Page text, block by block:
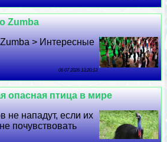
Zumba
> Интересные
06 07 2026 13:20:13
опасная птица в мире
не нападут, если их
почувствовать